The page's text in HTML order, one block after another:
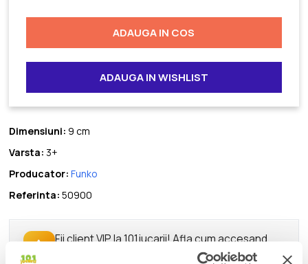
ADAUGA IN COS
ADAUGA IN WISHLIST
Dimensiuni: 9 cm
Varsta: 3+
Producator: Funko
Referinta: 50900
Fii client VIP la 101jucarii! Afla cum accesand